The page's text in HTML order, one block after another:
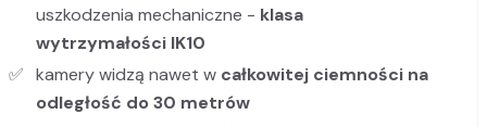
uszkodzenia mechaniczne - klasa
wytrzymałości IK10
kamery widzą nawet w całkowitej ciemności na
odległość do 30 metrów